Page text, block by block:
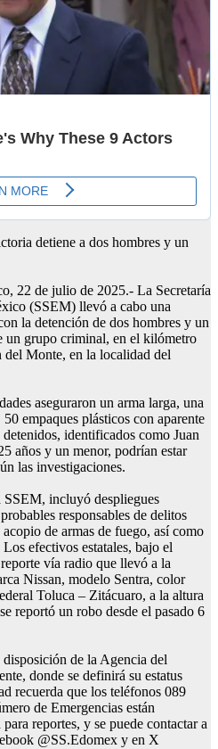
detiene a dos hombres y un
22 de julio de 2025.- La Secretaría
(SSEM) llevó a cabo una
la detención de dos hombres y un
un grupo criminal, en el kilómetro
del Monte, en la localidad del
aseguraron un arma larga, una
empaques plásticos con aparente
identificados como Juan
años y un menor, podrían estar
las investigaciones.
incluyó despliegues
responsables de delitos
de armas de fuego, así como
efectivos estatales, bajo el
vía radio que llevó a la
Nissan, modelo Sentra, color
Toluca – Zitácuaro, a la altura
reportó un robo desde el pasado 6
de la Agencia del
donde se definirá su estatus
recuerda que los teléfonos 089
de Emergencias están
reportes, y se puede contactar a
@SS.Edomex y en X